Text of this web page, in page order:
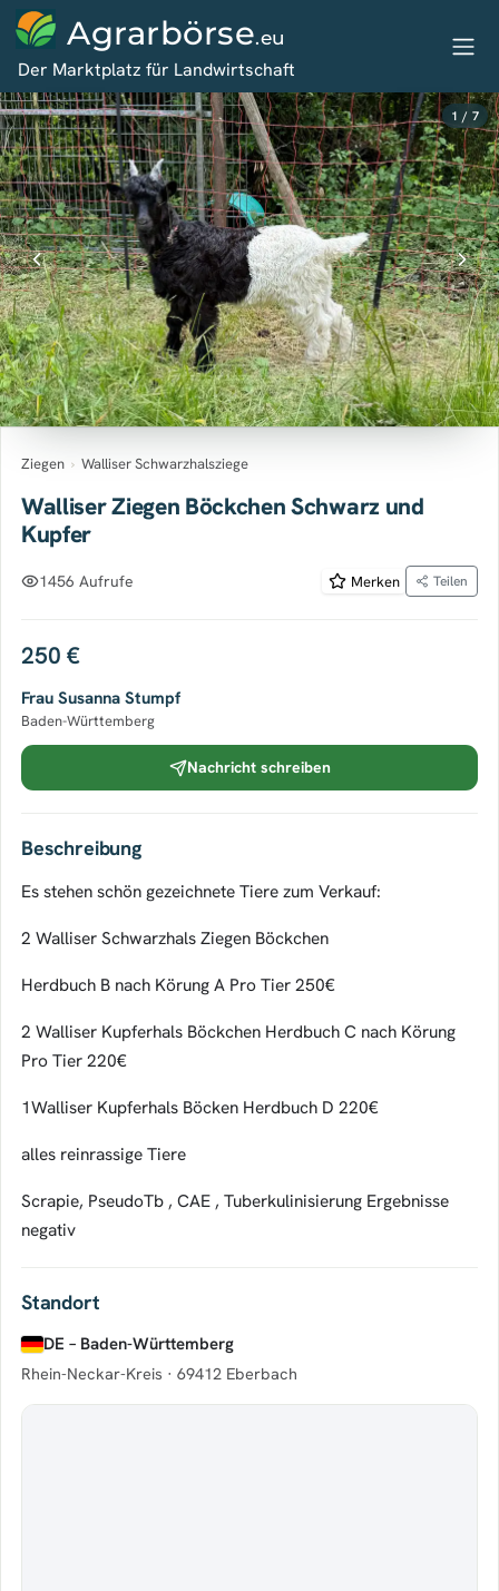
Agrarbörse.eu
Der Marktplatz für Landwirtschaft
1 / 7
Ziegen › Walliser Schwarzhalsziege
Walliser Ziegen Böckchen Schwarz und
Kupfer
1456 Aufrufe Merken Teilen
250 €
Frau Susanna Stumpf
Baden-Württemberg
Nachricht schreiben
Beschreibung
Es stehen schön gezeichnete Tiere zum Verkauf:
2 Walliser Schwarzhals Ziegen Böckchen
Herdbuch B nach Körung A Pro Tier 250€
2 Walliser Kupferhals Böckchen Herdbuch C nach Körung
Pro Tier 220€
1Walliser Kupferhals Böcken Herdbuch D 220€
alles reinrassige Tiere
Scrapie, PseudoTb , CAE , Tuberkulinisierung Ergebnisse
negativ
Standort
DE – Baden-Württemberg
Rhein-Neckar-Kreis · 69412 Eberbach